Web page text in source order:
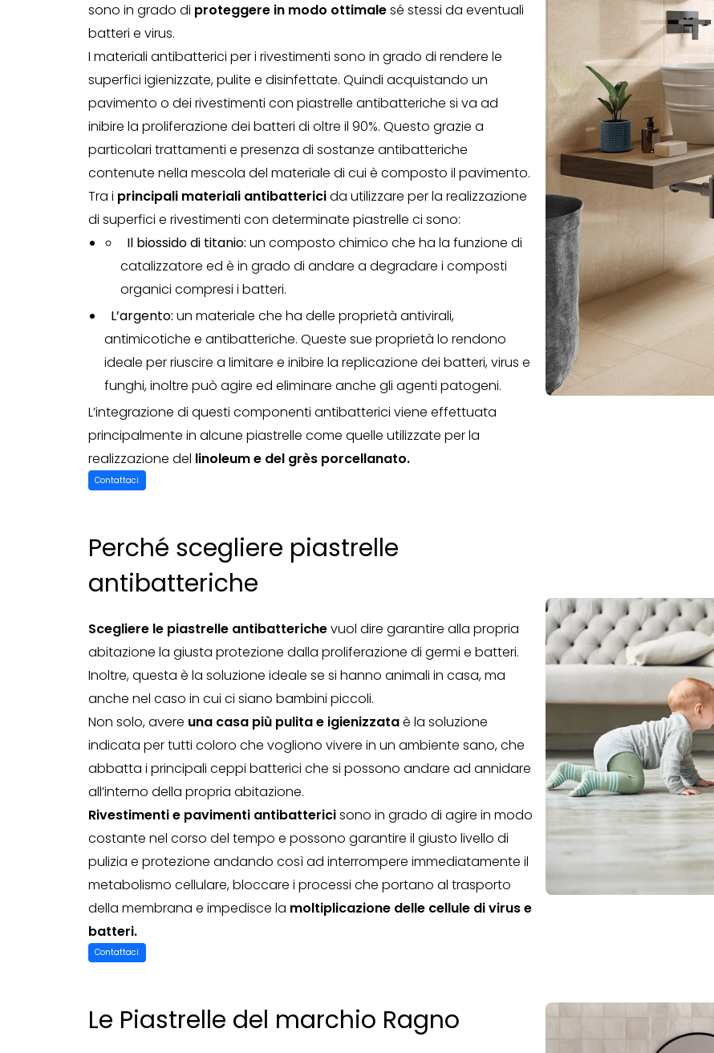
sono in grado di proteggere in modo ottimalesé stessi da eventuali
batteri e virus.
I materiali antibatterici per i rivestimenti sono in grado di rendere le
superfici igienizzate, pulite e disinfettate. Quindi acquistando un
pavimento o dei rivestimenti con piastrelle antibatteriche si va ad
inibire la proliferazione dei batteri di oltre il 90%. Questo grazie a
particolari trattamenti e presenza di sostanze antibatteriche
contenute nella mescola del materiale di cui è composto il pavimento.
Tra i principali materiali antibattericida utilizzare per la realizzazione
di superfici e rivestimenti con determinate piastrelle ci sono:
Il biossido di titanio: un composto chimico che ha la funzione di
catalizzatore ed è in grado di andare a degradare i composti
organici compresi i batteri.
L’argento: un materiale che ha delle proprietà antivirali,
antimicotiche e antibatteriche. Queste sue proprietà lo rendono
ideale per riuscire a limitare e inibire la replicazione dei batteri, virus e
funghi, inoltre può agire ed eliminare anche gli agenti patogeni.
L’integrazione di questi componenti antibatterici viene effettuata
principalmente in alcune piastrelle come quelle utilizzate per la
realizzazione del linoleum e del grès porcellanato.
Contattaci
Perché scegliere piastrelle
antibatteriche
Scegliere le piastrelle antibatterichevuol dire garantire alla propria
abitazione la giusta protezione dalla proliferazione di germi e batteri.
Inoltre, questa è la soluzione ideale se si hanno animali in casa, ma
anche nel caso in cui ci siano bambini piccoli.
Non solo, avere una casa più pulita e igienizzataè la soluzione
indicata per tutti coloro che vogliono vivere in un ambiente sano, che
abbatta i principali ceppi batterici che si possono andare ad annidare
all’interno della propria abitazione.
Rivestimenti e pavimenti antibattericisono in grado di agire in modo
costante nel corso del tempo e possono garantire il giusto livello di
pulizia e protezione andando così ad interrompere immediatamente il
metabolismo cellulare, bloccare i processi che portano al trasporto
della membrana e impedisce la moltiplicazione delle cellule di virus e
batteri.
Contattaci
Le Piastrelle del marchio Ragno